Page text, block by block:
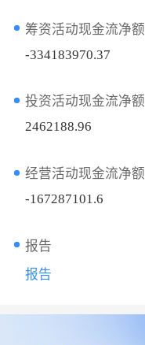
筹资活动现金流净额
-334183970.37
投资活动现金流净额
2462188.96
经营活动现金流净额
-167287101.6
报告
报告